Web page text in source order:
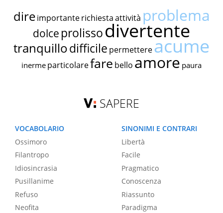
dire importante richiestaattività problema
dolce prolissodivertente
tranquillodifficile permettereacume
inerme particolarefare bello amore paura
SAPERE
VOCABOLARIO
Ossimoro
Filantropo
Idiosincrasia
Pusillanime
Refuso
Neofita
SINONIMI E CONTRARI
Libertà
Facile
Pragmatico
Conoscenza
Riassunto
Paradigma